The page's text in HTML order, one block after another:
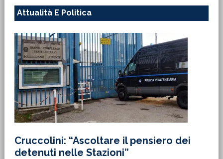
Attualità E Politica
Cruccolini: “Ascoltare il pensiero dei
detenuti nelle Stazioni”